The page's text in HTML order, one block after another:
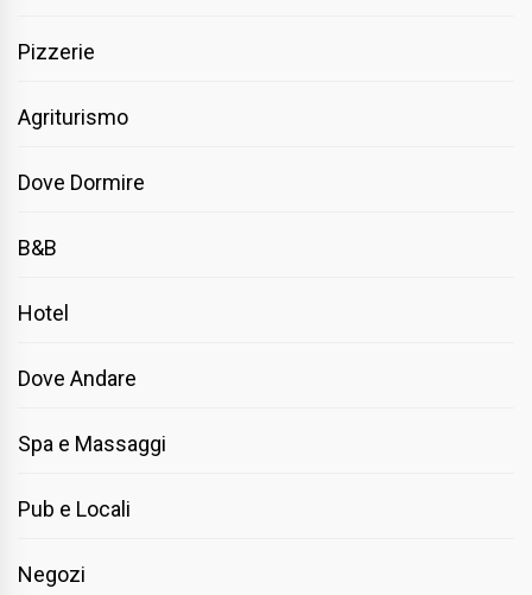
Pizzerie
Agriturismo
Dove Dormire
B&B
Hotel
Dove Andare
Spa e Massaggi
Pub e Locali
Negozi